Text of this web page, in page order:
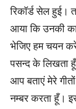
रिकॉर्ड सेल हुई।
आया कि उनकी
भेजिए हम चयन
पसन्द के लिखता
आप बताएं मेरे
नम्बर करता हूँ।